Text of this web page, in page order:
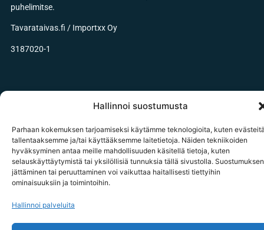
Hallinnoi suostumusta
Parhaan kokemuksen tarjoamiseksi käytämme teknologioita, kuten
tallentaaksemme ja/tai käyttääksemme laitetietoja. Näiden tekniikoiden
hyväksyminen antaa meille mahdollisuuden käsitellä tietoja, kuten
selauskäyttäytymistä tai yksilöllisiä tunnuksia tällä sivustolla. Suostumuksen
jättäminen tai peruuttaminen voi vaikuttaa haitallisesti tiettyihin
ominaisuuksiin ja toimintoihin.
Hallinnoi palveluita
puhelimitse.
Tavarataivas.fi / Importxx Oy
3187020-1
© 2026 tavarataivas.fi kaikki oikeudet pidätetään